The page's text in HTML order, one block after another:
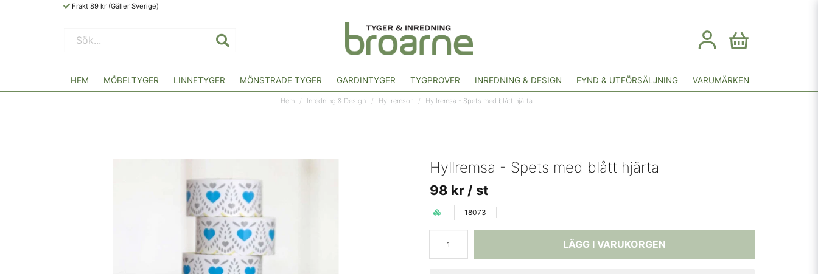
Frakt 89 kr (Gäller Sverige)
HEM MÖBELTYGER LINNETYGER MÖNSTRADE TYGER GARDINTYGER TYGPROVER INREDNING & DESIGN FYND & UTFÖRSÄLJNING VARUMÄRKEN
Hem Inredning & Design Hyllremsor Hyllremsa - Spets med blått hjärta
Hyllremsa - Spets med blått hjärta
98 kr / st
18073
LÄGG I VARUKORGEN